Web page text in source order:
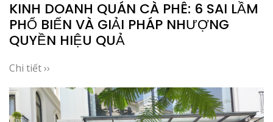
KINH DOANH QUÁN CÀ PHÊ: 6 SAI LẦM
PHỔ BIẾN VÀ GIẢI PHÁP NHƯỢNG
QUYỀN HIỆU QUẢ
Chi tiết ››